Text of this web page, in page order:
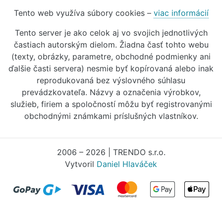
Tento web využíva súbory cookies – viac informácií
Tento server je ako celok aj vo svojich jednotlivých
častiach autorským dielom. Žiadna časť tohto webu
(texty, obrázky, parametre, obchodné podmienky ani
ďalšie časti servera) nesmie byť kopírovaná alebo inak
reprodukovaná bez výslovného súhlasu
prevádzkovateľa. Názvy a označenia výrobkov,
služieb, firiem a spoločností môžu byť registrovanými
obchodnými známkami príslušných vlastníkov.
2006 – 2026 | TRENDO s.r.o.
Vytvoril Daniel Hlaváček